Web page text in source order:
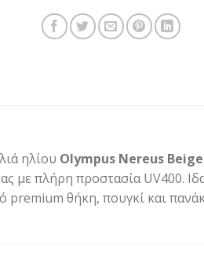
ηλίου Olympus Nereus
πλήρη προστασία UV400.
premium θήκη, πουγκί και